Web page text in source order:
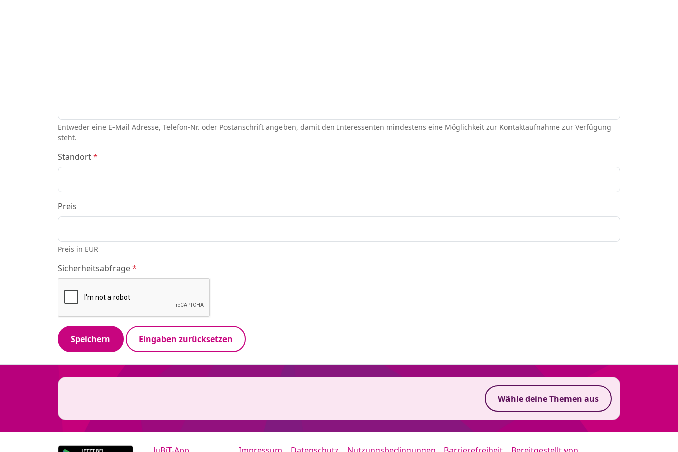
Entweder eine E-Mail Adresse, Telefon-Nr. oder Postanschrift angeben, damit den Interessenten mindestens eine Möglichkeit zur Kontaktaufnahme zur Verfügung
steht.
Standort*
Preis
Preis in EUR
Sicherheitsabfrage*
Speichern Eingaben zurücksetzen
Wähle deine Themen aus